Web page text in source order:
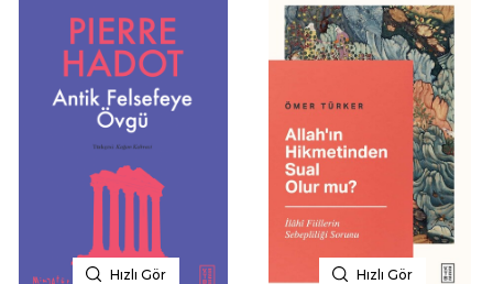
Hızlı Gör Hızlı Gör